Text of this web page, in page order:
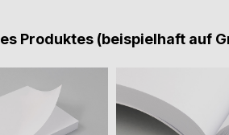
Produktes (beispielhaft auf